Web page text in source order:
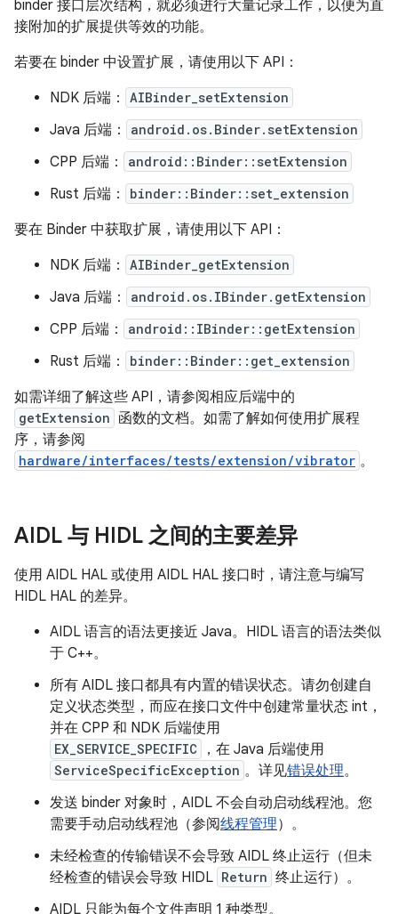
binder 接口层次结构，就必须进行大量记录工作，以便为直
接附加的扩展提供等效的功能。
若要在 binder 中设置扩展，请使用以下 API：
NDK 后端：
AIBinder_setExtension
Java 后端： android.os.Binder.setExtension
CPP 后端： android::Binder::setExtension
Rust 后端： binder::Binder::set_extension
要在 Binder 中获取扩展，请使用以下 API：
NDK 后端：
AIBinder_getExtension
Java 后端： android.os.IBinder.getExtension
CPP 后端： android::IBinder::getExtension
Rust 后端： binder::Binder::get_extension
如需详细了解这些 API，请参阅相应后端中的
getExtension 函数的文档。如需了解如何使用扩展程
序，请参阅
hardware/interfaces/tests/extension/vibrator 。
AIDL 与 HIDL 之间的主要差异
使用 AIDL HAL 或使用 AIDL HAL 接口时，请注意与编写
HIDL HAL 的差异。
AIDL 语言的语法更接近 Java。HIDL 语言的语法类似
于 C++。
所有 AIDL 接口都具有内置的错误状态。请勿创建自
定义状态类型，而应在接口文件中创建常量状态 int，
并在 CPP 和 NDK 后端使用
EX_SERVICE_SPECIFIC ，在 Java 后端使用
ServiceSpecificException 。详见错误处理。
发送 binder 对象时，AIDL 不会自动启动线程池。您
需要手动启动线程池（参阅线程管理）。
未经检查的传输错误不会导致 AIDL 终止运行（但未
经检查的错误会导致 HIDL Return 终止运行）。
AIDL 只能为每个文件声明 1 种类型。